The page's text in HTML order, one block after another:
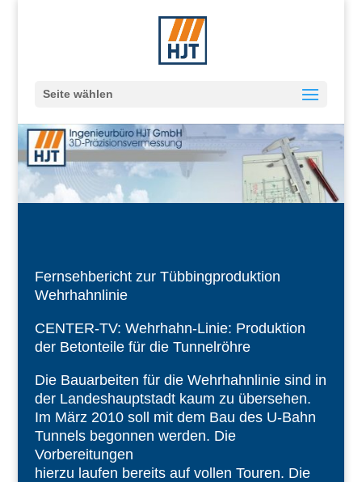
Seite wählen
Fernsehbericht zur Tübbingproduktion
Wehrhahnlinie
CENTER-TV: Wehrhahn-Linie: Produktion
der Betonteile für die Tunnelröhre
Die Bauarbeiten für die Wehrhahnlinie sind in
der Landeshauptstadt kaum zu übersehen.
Im März 2010 soll mit dem Bau des U-Bahn
Tunnels begonnen werden. Die
Vorbereitungen
hierzu laufen bereits auf vollen Touren. Die